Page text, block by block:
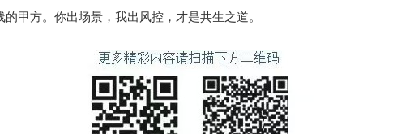
甲方。你出场景，我出风控，才是共生之道。